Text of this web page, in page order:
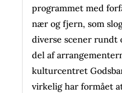
programmet med
nær og fjern, som
diverse scener rundt
del af
kulturcentret
virkelig har formået